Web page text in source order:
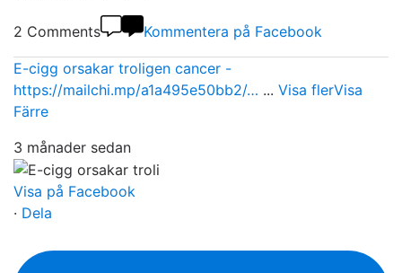
2 Comments Kommentera på Facebook
E-cigg orsakar troligen cancer -
https://mailchi.mp/a1a495e50bb2/… ... Visa flerVisa
Färre
3 månader sedan
Visa på Facebook
· Dela